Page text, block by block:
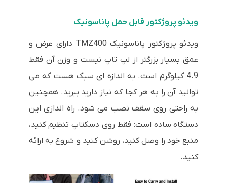
ویدئو پروژکتور قابل حمل پاناسونیک
ویدئو پروژکتور پاناسونیک TMZ400 دارای عرض و
عمق بسیار بزرگتر از لپ تاپ نیست و وزن آن فقط
4.9 کیلوگرم است. به اندازه ای سبک هست که می
توانید آن را به هر کجا که نیاز دارید ببرید. همچنین
به راحتی روی سقف نصب می شود. راه اندازی این
دستگاه ساده است: فقط روی دسکتاپ تنظیم کنید،
منبع خود را وصل کنید، روشن کنید و شروع به ارائه
کنید.